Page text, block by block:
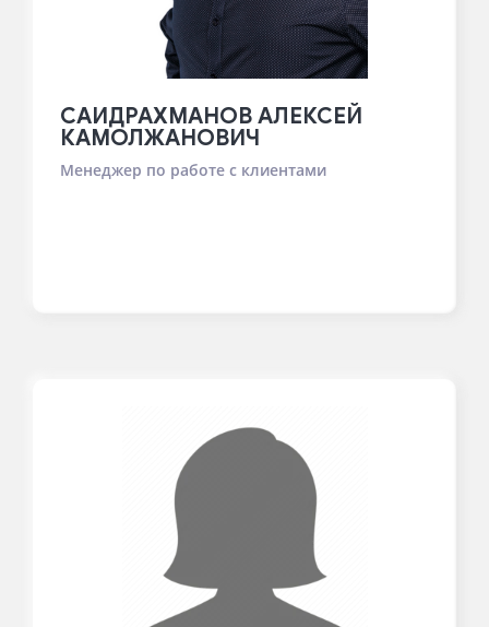
САИДРАХМАНОВ АЛЕКСЕЙ
КАМОЛЖАНОВИЧ
Менеджер по работе с клиентами